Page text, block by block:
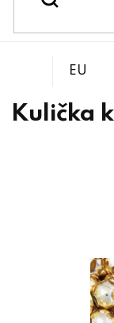
Domů
Korálky
Kulička
EU